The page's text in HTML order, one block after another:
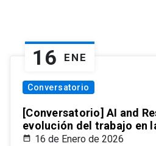
16 ENE
Conversatorio
[Conversatorio] AI and
evolución del trabajo en
16 de Enero de 2026